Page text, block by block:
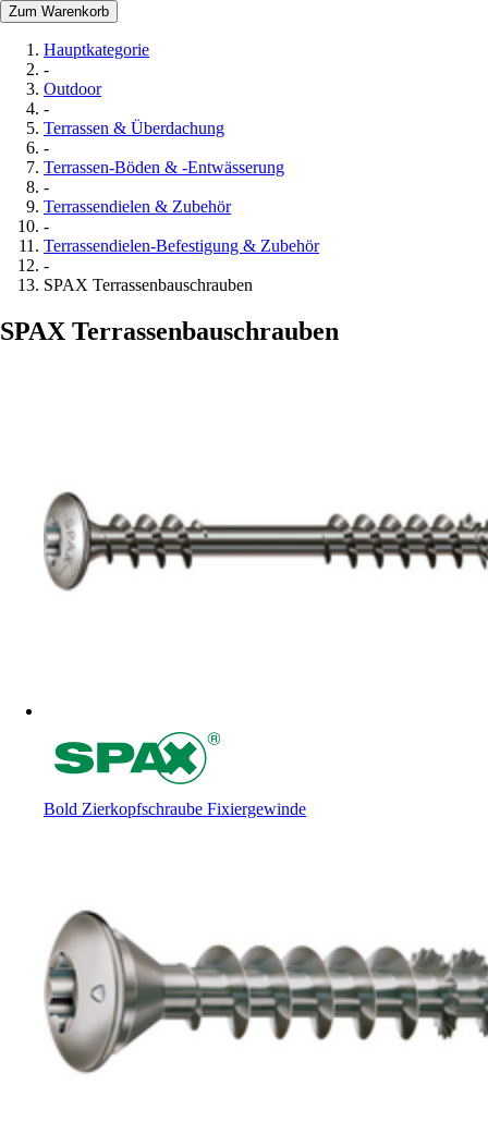
Zum Warenkorb
Hauptkategorie
-
Outdoor
-
Terrassen & Überdachung
-
Terrassen-Böden & -Entwässerung
-
Terrassendielen & Zubehör
-
Terrassendielen-Befestigung & Zubehör
-
SPAX Terrassenbauschrauben
SPAX Terrassenbauschrauben
Bold Zierkopfschraube Fixiergewinde